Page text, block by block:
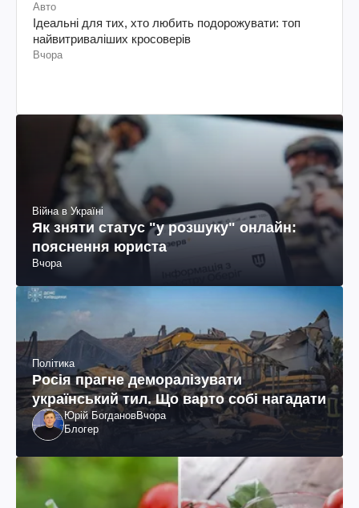
Авто
Ідеальні для тих, хто любить подорожувати: топ
найвитриваліших кросоверів
Вчора
Війна в Україні
Як зняти статус "у розшуку" онлайн:
пояснення юриста
Вчора
Політика
Росія прагне деморалізувати
український тил. Що варто собі нагадати
Юрій БогдановВчора
Блогер